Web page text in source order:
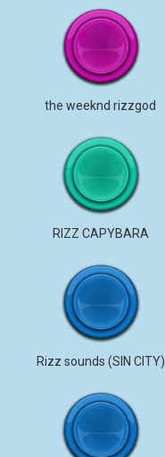
the weeknd rizzgod
RIZZ CAPYBARA
Rizz sounds (SIN CITY)